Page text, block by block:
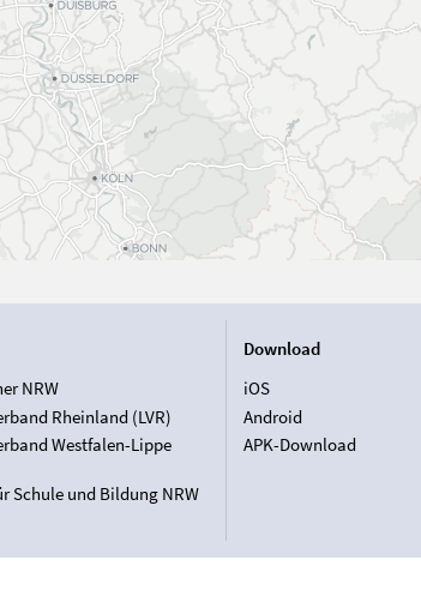
NRW
Rheinland (LVR)
Westfalen-Lippe
Schule und Bildung NRW
Download
iOS
Android
APK-Download